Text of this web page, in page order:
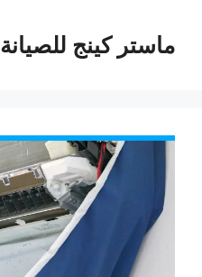
المحتوىماستر كينج للصيانة